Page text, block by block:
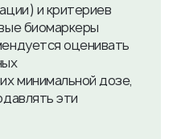
и критериев
биомаркеры
оценивать
минимальной дозе,
эти